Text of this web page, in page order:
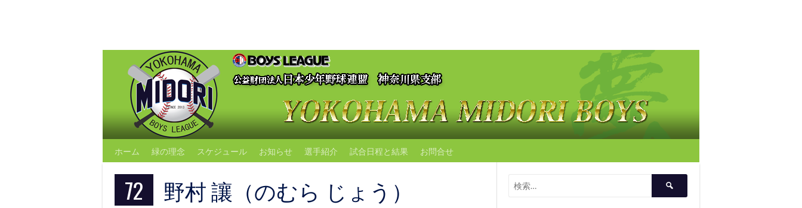
ホーム 緑の理念 スケジュール お知らせ 選手紹介 試合日程と結果 お問合せ
72 野村 讓（のむら じょう）